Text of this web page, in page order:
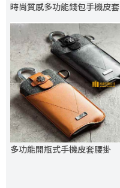
時尚質感多功能錢包手機皮套
多功能開瓶式手機皮套腰掛